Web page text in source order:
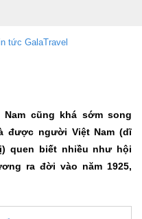
tức GalaTravel
cũng khá sớm song
được người Việt Nam (dĩ
quen biết nhiều như hội
ra đời vào năm 1925,